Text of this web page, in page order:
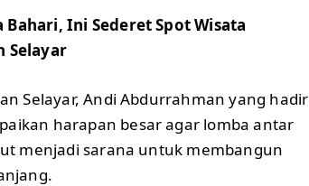
Bahari, Ini Sederet Spot Wisata
Selayar
Selayar, Andi Abdurrahman yang hadir
harapan besar agar lomba antar
menjadi sarana untuk membangun